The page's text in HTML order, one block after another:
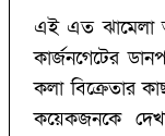
এই এত ঝামেলা
কার্জনগেটের
কলা বিক্রেতার
কয়েকজনকে